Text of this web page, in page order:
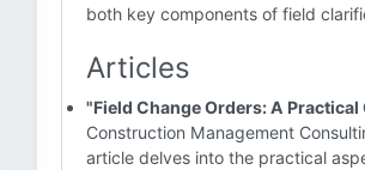
both key components of field
Articles
"Field Change Orders: A Practical
Construction Management
article delves into the practical